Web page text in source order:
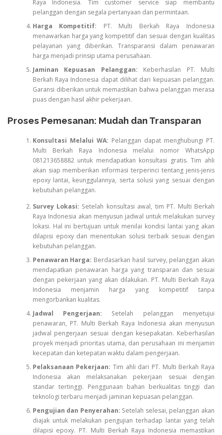
Raya Indonesia. Tim customer service siap membantu
pelanggan dengan segala pertanyaan dan permintaan.
Harga Kompetitif: PT. Multi Berkah Raya Indonesia
menawarkan harga yang kompetitif dan sesuai dengan kualitas
pelayanan yang diberikan. Transparansi dalam penawaran
harga menjadi prinsip utama perusahaan.
Jaminan Kepuasan Pelanggan: Keberhasilan PT. Multi
Berkah Raya Indonesia dapat dilihat dari kepuasan pelanggan.
Garansi diberikan untuk memastikan bahwa pelanggan merasa
puas dengan hasil akhir pekerjaan.
Proses Pemesanan: Mudah dan Transparan
Konsultasi Melalui WA: Pelanggan dapat menghubungi PT.
Multi Berkah Raya Indonesia melalui nomor WhatsApp
081213658882 untuk mendapatkan konsultasi gratis. Tim ahli
akan siap memberikan informasi terperinci tentang jenis-jenis
epoxy lantai, keunggulannya, serta solusi yang sesuai dengan
kebutuhan pelanggan.
Survey Lokasi: Setelah konsultasi awal, tim PT. Multi Berkah
Raya Indonesia akan menyusun jadwal untuk melakukan survey
lokasi. Hal ini bertujuan untuk menilai kondisi lantai yang akan
dilapisi epoxy dan menentukan solusi terbaik sesuai dengan
kebutuhan pelanggan.
Penawaran Harga: Berdasarkan hasil survey, pelanggan akan
mendapatkan penawaran harga yang transparan dan sesuai
dengan pekerjaan yang akan dilakukan. PT. Multi Berkah Raya
Indonesia menjamin harga yang kompetitif tanpa
mengorbankan kualitas.
Jadwal Pengerjaan: Setelah pelanggan menyetujui
penawaran, PT. Multi Berkah Raya Indonesia akan menyusun
jadwal pengerjaan sesuai dengan kesepakatan. Keberhasilan
proyek menjadi prioritas utama, dan perusahaan ini menjamin
kecepatan dan ketepatan waktu dalam pengerjaan.
Pelaksanaan Pekerjaan: Tim ahli dari PT. Multi Berkah Raya
Indonesia akan melaksanakan pekerjaan sesuai dengan
standar tertinggi. Penggunaan bahan berkualitas tinggi dan
teknologi terbaru menjadi jaminan kepuasan pelanggan.
Pengujian dan Penyerahan: Setelah selesai, pelanggan akan
diajak untuk melakukan pengujian terhadap lantai yang telah
dilapisi epoxy. PT. Multi Berkah Raya Indonesia memastikan